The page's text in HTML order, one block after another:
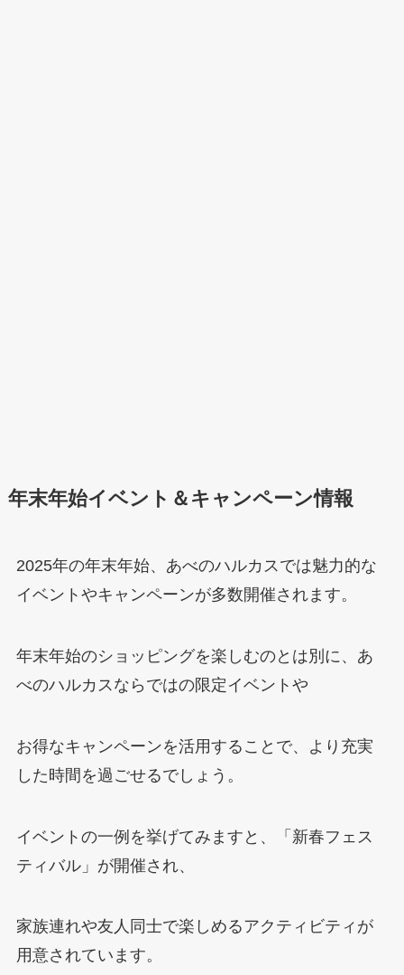
年末年始イベント＆キャンペーン情報
2025年の年末年始、あべのハルカスでは魅力的な
イベントやキャンペーンが多数開催されます。
年末年始のショッピングを楽しむのとは別に、あ
べのハルカスならではの限定イベントや
お得なキャンペーンを活用することで、より充実
した時間を過ごせるでしょう。
イベントの一例を挙げてみますと、「新春フェス
ティバル」が開催され、
家族連れや友人同士で楽しめるアクティビティが
用意されています。